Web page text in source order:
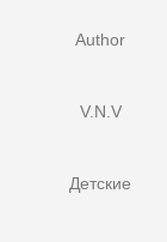
Author
V.N.V
Детские